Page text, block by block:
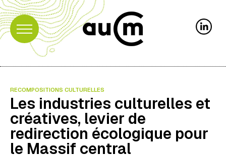
RECOMPOSITIONS CULTURELLES
Les industries culturelles et
créatives, levier de
redirection écologique pour
le Massif central